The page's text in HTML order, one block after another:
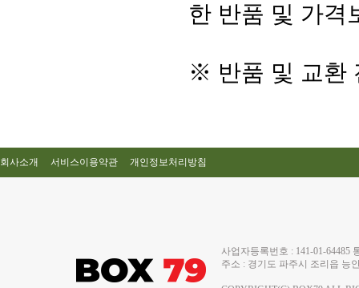
한 반품 및 가격
※ 반품 및 교환
회사소개 서비스이용약관 개인정보처리방침
사업자등록번호 : 141-01-
주소 : 경기도 파주시 조리읍 능